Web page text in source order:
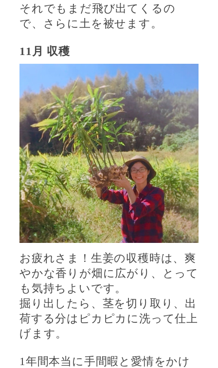
それでもまだ飛び出てくるの
で、さらに土を被せます。
11 月 収穫
お疲れさま！生姜の収穫時は、爽
やかな香りが畑に広がり、とって
も気持ちよいです。
掘り出したら、茎を切り取り、出
荷する分はピカピカに洗って仕上
げます。
1 年間本当に手間暇と愛情をかけ